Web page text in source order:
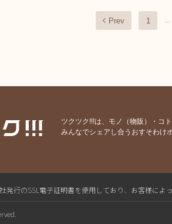
Prev 1
ツクツク!!!は、モノ（物販）・コ
みんなでシェアし合うおすそわけ
発行のSSL電子証明書を使用しており、お客様に